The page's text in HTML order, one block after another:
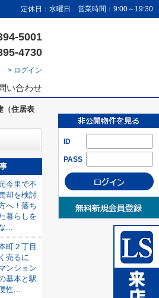
定休日：水曜日 営業時間：9:00～19:30
5001
4730
> ログイン
い合わせ
ID
PASS
（住居表
今里で不
却を検討
へ！落ち
暮らしを
...
町２丁目
売るに
ンション
基本と駅
性...